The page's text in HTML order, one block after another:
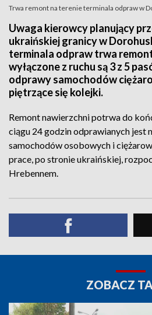
Trwa remont na terenie terminala odpraw w
Uwaga kierowcy planujący
ukraińskiej granicy w
terminala odpraw trwa
wyłączone z ruchu są 3 z 5
odprawy samochodów
piętrzące się kolejki.
Remont nawierzchni potrwa do
ciągu 24 godzin odprawianych jest
samochodów osobowych i
prace, po stronie ukraińskiej,
Hrebennem.
ZOBACZ